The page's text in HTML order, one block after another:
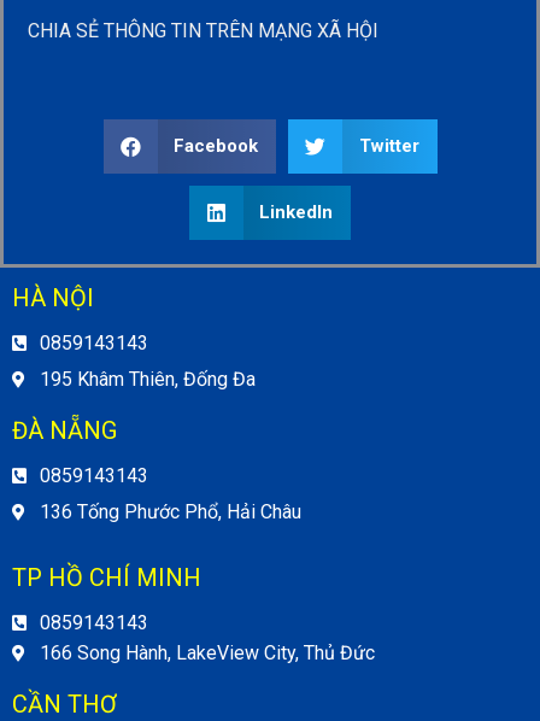
CHIA SẺ THÔNG TIN TRÊN MẠNG XÃ HỘI
Facebook Twitter
LinkedIn
HÀ NỘI
0859143143
195 Khâm Thiên, Đống Đa
ĐÀ NẴNG
0859143143
136 Tống Phước Phổ, Hải Châu
TP HỒ CHÍ MINH
0859143143
166 Song Hành, LakeView City, Thủ Đức
CẦN THƠ